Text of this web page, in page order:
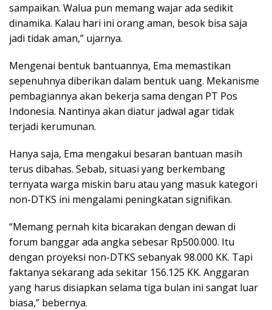
sampaikan. Walua pun memang wajar ada sedikit
dinamika. Kalau hari ini orang aman, besok bisa saja
jadi tidak aman,” ujarnya.
Mengenai bentuk bantuannya, Ema memastikan
sepenuhnya diberikan dalam bentuk uang. Mekanisme
pembagiannya akan bekerja sama dengan PT Pos
Indonesia. Nantinya akan diatur jadwal agar tidak
terjadi kerumunan.
Hanya saja, Ema mengakui besaran bantuan masih
terus dibahas. Sebab, situasi yang berkembang
ternyata warga miskin baru atau yang masuk kategori
non-DTKS ini mengalami peningkatan signifikan.
“Memang pernah kita bicarakan dengan dewan di
forum banggar ada angka sebesar Rp500.000. Itu
dengan proyeksi non-DTKS sebanyak 98.000 KK. Tapi
faktanya sekarang ada sekitar 156.125 KK. Anggaran
yang harus disiapkan selama tiga bulan ini sangat luar
biasa,” bebernya.